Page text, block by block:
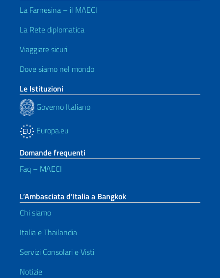
La Farnesina – il MAECI
La Rete diplomatica
Viaggiare sicuri
Dove siamo nel mondo
Le Istituzioni
Governo Italiano
Europa.eu
Domande frequenti
Faq – MAECI
L’Ambasciata d’Italia a Bangkok
Chi siamo
Italia e Thailandia
Servizi Consolari e Visti
Notizie